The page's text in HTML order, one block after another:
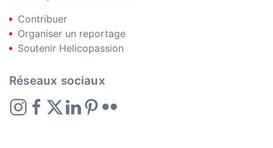
Contribuer
Organiser un reportage
Soutenir Helicopassion
Réseaux sociaux